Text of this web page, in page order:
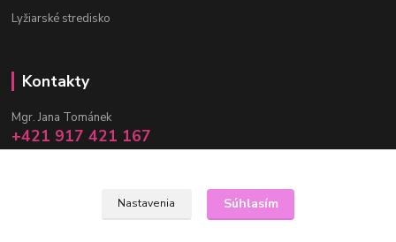
Lyžiarské stredisko
Kontakty
Mgr. Jana Tománek
+421 917 421 167
(Po-Pia, 10 -17 hod.)
Nastavenia Súhlasím